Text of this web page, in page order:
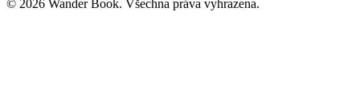
© 2026 Wander Book. Všechna práva vyhrazena.